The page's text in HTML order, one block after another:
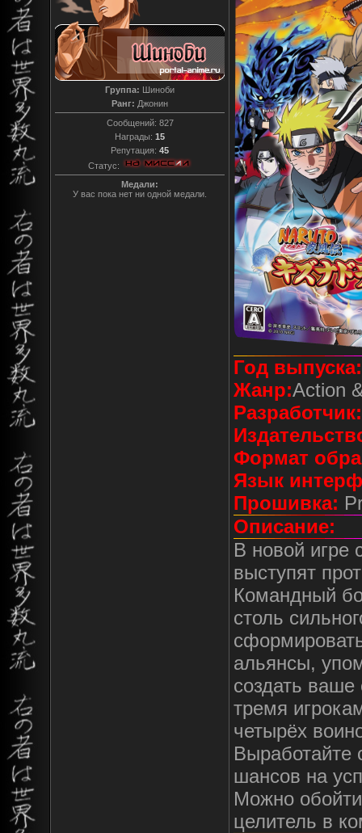
Группа: Шиноби
Ранг: Джонин
Сообщений: 827
Награды: 15
Репутация: 45
Статус:
Медали:
У вас пока нет ни одной медали.
Год выпуска:
Жанр:Action
Разработчик:
Формат
Язык
Прошивка:
Описание:
В новой игре
выступят
Командный
столь
альянсы,
создать ваше
тремя
четырёх
Выработайте
шансов на
Можно
целитель в